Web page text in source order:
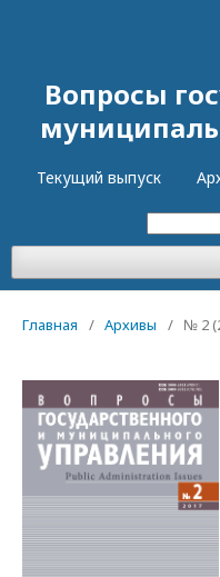
Вопросы
Текущий выпуск
Главная / Архивы / № 2